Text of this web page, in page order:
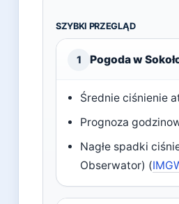
SZYBKI PRZEGLĄD
1 Pogoda w
Średnie ciśnienie
Prognoza
Nagłe spadki
Obserwator) (